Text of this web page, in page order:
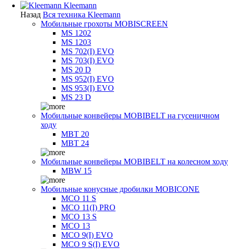
Kleemann
Назад Вся техника Kleemann
Мобильные грохоты MOBISCREEN
MS 1202
MS 1203
MS 702(I) EVO
MS 703(I) EVO
MS 20 D
MS 952(I) EVO
MS 953(I) EVO
MS 23 D
Мобильные конвейеры MOBIBELT на гусеничном
ходу
MBT 20
MBT 24
Мобильные конвейеры MOBIBELT на колесном ходу
MBW 15
Мобильные конусные дробилки MOBICONE
MCO 11 S
MCO 11(I) PRO
MCO 13 S
MCO 13
MCO 9(I) EVO
MCO 9 S(I) EVO